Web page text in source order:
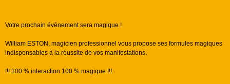
Votre prochain événement sera magique !
William ESTON, magicien professionnel vous propose ses formules magiques
indispensables à la réussite de vos manifestations.
!!! 100 % interaction 100 % magique !!!